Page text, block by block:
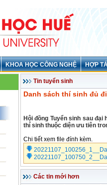
KHOA HỌC CÔNG NGHỆ HỢP
Tin tuyển sinh
Danh sách thí sinh đủ
Hội đồng Tuyển sinh sau
thí sinh thuộc diện ưu tiên
Chi tiết xem file đính kèm.
Các tin mới hơn